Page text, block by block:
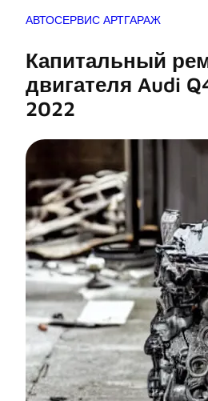
АВТОСЕРВИС АРТГАРАЖ
Капитальный
двигателя Audi
2022